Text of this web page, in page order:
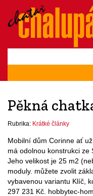
Pěkná
Rubrika: Krátké články
Mobilní dům Corinne ať
má odolnou konstrukci ze
Jeho velikost je 25 m2
moduly. můžete zvolit
vybavenou variantu Klíč,
297 231 Kč. hobbytec-